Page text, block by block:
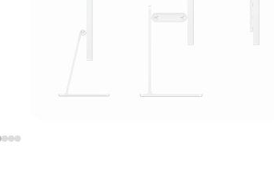
张
张